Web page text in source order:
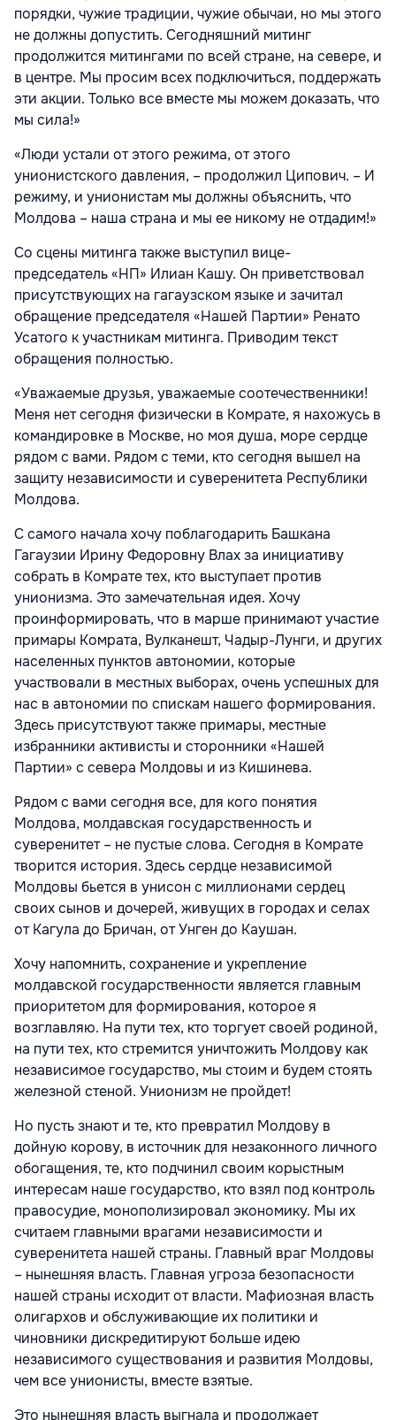
порядки, чужие традиции, чужие обычаи, но мы этого
не должны допустить. Сегодняшний митинг
продолжится митингами по всей стране, на севере, и
в центре. Мы просим всех подключиться, поддержать
эти акции. Только все вместе мы можем доказать, что
мы сила!»
«Люди устали от этого режима, от этого
унионистского давления, – продолжил Ципович. – И
режиму, и унионистам мы должны объяснить, что
Молдова – наша страна и мы ее никому не отдадим!»
Со сцены митинга также выступил вице-
председатель «НП» Илиан Кашу. Он приветствовал
присутствующих на гагаузском языке и зачитал
обращение председателя «Нашей Партии» Ренато
Усатого к участникам митинга. Приводим текст
обращения полностью.
«Уважаемые друзья, уважаемые соотечественники!
Меня нет сегодня физически в Комрате, я нахожусь в
командировке в Москве, но моя душа, море сердце
рядом с вами. Рядом с теми, кто сегодня вышел на
защиту независимости и суверенитета Республики
Молдова.
С самого начала хочу поблагодарить Башкана
Гагаузии Ирину Федоровну Влах за инициативу
собрать в Комрате тех, кто выступает против
унионизма. Это замечательная идея. Хочу
проинформировать, что в марше принимают участие
примары Комрата, Вулканешт, Чадыр-Лунги, и других
населенных пунктов автономии, которые
участвовали в местных выборах, очень успешных для
нас в автономии по спискам нашего формирования.
Здесь присутствуют также примары, местные
избранники активисты и сторонники «Нашей
Партии» с севера Молдовы и из Кишинева.
Рядом с вами сегодня все, для кого понятия
Молдова, молдавская государственность и
суверенитет – не пустые слова. Сегодня в Комрате
творится история. Здесь сердце независимой
Молдовы бьется в унисон с миллионами сердец
своих сынов и дочерей, живущих в городах и селах
от Кагула до Бричан, от Унген до Каушан.
Хочу напомнить, сохранение и укрепление
молдавской государственности является главным
приоритетом для формирования, которое я
возглавляю. На пути тех, кто торгует своей родиной,
на пути тех, кто стремится уничтожить Молдову как
независимое государство, мы стоим и будем стоять
железной стеной. Унионизм не пройдет!
Но пусть знают и те, кто превратил Молдову в
дойную корову, в источник для незаконного личного
обогащения, те, кто подчинил своим корыстным
интересам наше государство, кто взял под контроль
правосудие, монополизировал экономику. Мы их
считаем главными врагами независимости и
суверенитета нашей страны. Главный враг Молдовы
– нынешняя власть. Главная угроза безопасности
нашей страны исходит от власти. Мафиозная власть
олигархов и обслуживающие их политики и
чиновники дискредитируют больше идею
независимого существования и развития Молдовы,
чем все унионисты, вместе взятые.
Это нынешняя власть выгнала и продолжает